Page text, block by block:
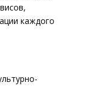
каждого